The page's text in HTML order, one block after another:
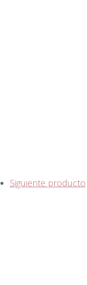
Siguiente producto